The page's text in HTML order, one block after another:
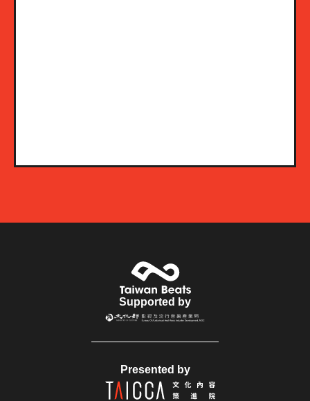
Supported by
Presented by